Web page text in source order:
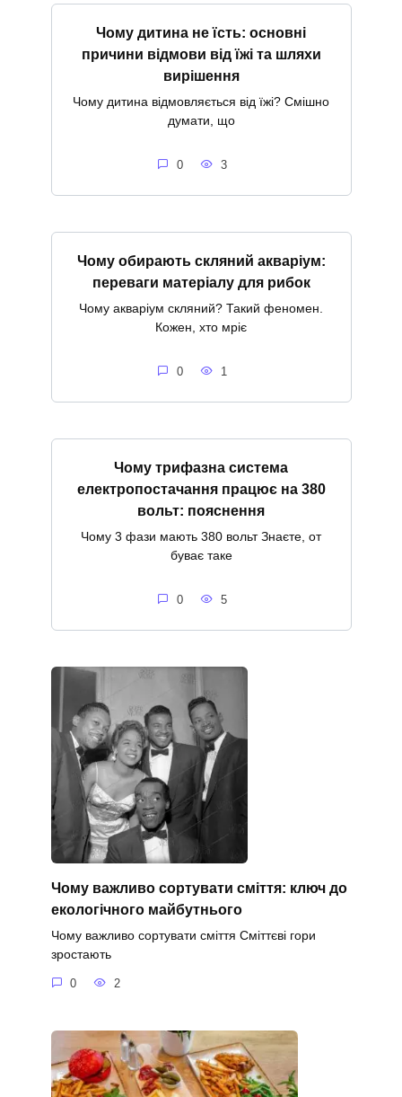
Чому дитина не їсть: основні
причини відмови від їжі та шляхи
вирішення
Чому дитина відмовляється від їжі? Смішно
думати, що
0 3
Чому обирають скляний акваріум:
переваги матеріалу для рибок
Чому акваріум скляний? Такий феномен.
Кожен, хто мріє
0 1
Чому трифазна система
електропостачання працює на 380
вольт: пояснення
Чому 3 фази мають 380 вольт Знаєте, от
буває таке
0 5
Чому важливо сортувати сміття: ключ до
екологічного майбутнього
Чому важливо сортувати сміття Сміттєві гори
зростають
0 2